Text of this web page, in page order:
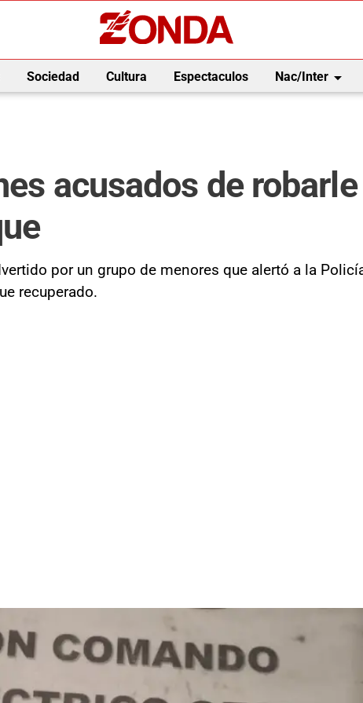
Sociedad Cultura Espectaculos Nac/Interarrow_drop_down
acusados de
por un grupo de menores que alertó a la
recuperado.